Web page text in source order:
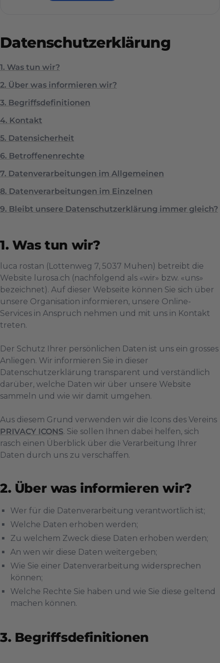
Datenschutzerklärung
1. Was tun wir?
2. Über was informieren wir?
3. Begriffsdefinitionen
4. Kontakt
5. Datensicherheit
6. Betroffenenrechte
7. Datenverarbeitungen im Allgemeinen
8. Datenverarbeitungen im Einzelnen
9. Bleibt unsere Datenschutzerklärung immer gleich?
Was tun wir?
luca rostan (Lottenweg 7, 5037 Muhen) betreibt die
Website
lurosa.ch (nachfolgend als «wir» bzw. «uns»
bezeichnet). Auf dieser Webseite können Sie sich über
unsere Organisation informieren, unsere Online-
Services in Anspruch nehmen und mit uns in Kontakt
treten.
Der Schutz Ihrer persönlichen Daten ist uns ein grosses
Anliegen. Wir informieren Sie in dieser
Datenschutzerklärung transparent und verständlich
darüber, welche Daten wir über unsere Website
sammeln und wie wir damit umgehen.
Aus diesem Grund verwenden wir die Icons des Vereins
PRIVACY ICONS. Sie sollen Ihnen dabei helfen, sich
rasch einen Überblick über die Verarbeitung Ihrer
Daten durch uns zu verschaffen.
Über was informieren wir?
Wer für die Datenverarbeitung verantwortlich ist;
Welche Daten erhoben werden;
Zu welchem Zweck diese Daten erhoben werden;
An wen wir diese Daten weitergeben;
Wie Sie einer Datenverarbeitung widersprechen
können;
Welche Rechte Sie haben und wie Sie diese geltend
machen können.
Begriffsdefinitionen